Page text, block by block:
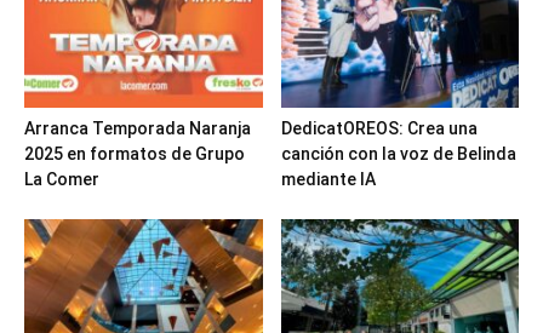
Arranca Temporada Naranja
2025 en formatos de Grupo
La Comer
DedicatOREOS: Crea una
canción con la voz de Belinda
mediante IA